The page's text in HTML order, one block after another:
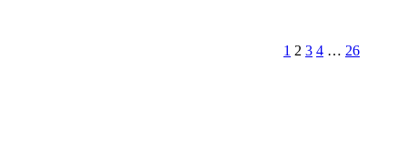
1 2 3 4 … 26